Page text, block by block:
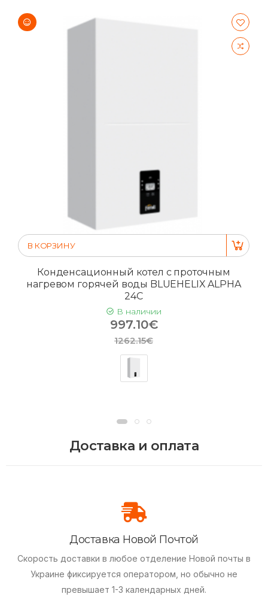
В КОРЗИНУ
Конденсационный котел с проточным
нагревом горячей воды BLUEHELIX ALPHA
24C
В наличии
997.10€
1262.15€
Доставка и оплата
Доставка Новой Почтой
Скорость доставки в любое отделение Новой почты в
Украине фиксируется оператором, но обычно не
превышает 1-3 календарных дней.